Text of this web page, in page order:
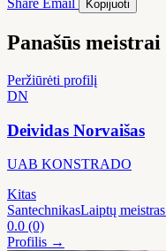
Share Email Kopijuoti
Panašūs meistrai
Peržiūrėti profilį
DN
Deividas Norvaišas
UAB KONSTRADO
Kitas
SantechnikasLaiptų meistras
0.0 (0)
Profilis →